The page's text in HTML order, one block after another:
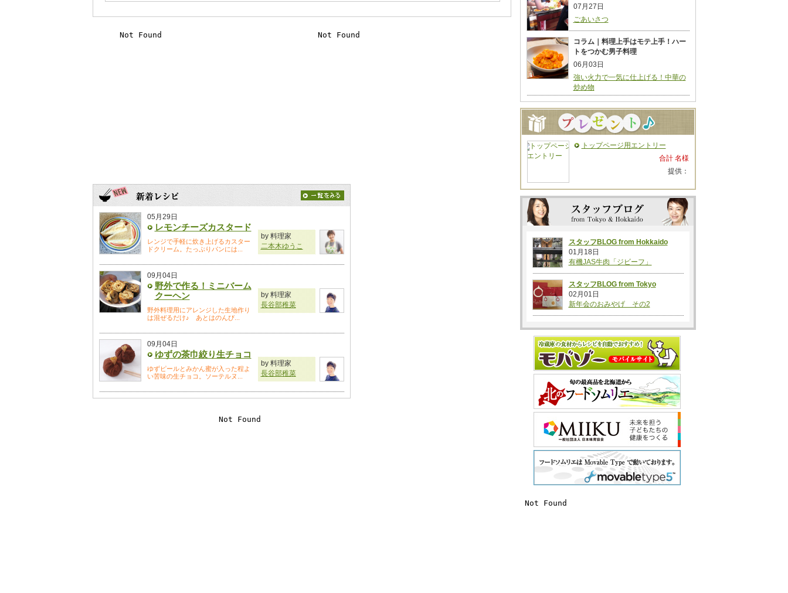
05月29日
レモンチーズカスタード
レンジで手軽に炊き上げるカスター
ドクリーム。たっぷりパンには...
by 料理家
二本木ゆうこ
09月04日
野外で作る！ミニバーム
クーヘン
野外料理用にアレンジした生地作り
は混ぜるだけ♪ あとはのんび...
by 料理家
長谷部稚菜
09月04日
ゆずの茶巾絞り生チョコ
ゆずピールとみかん蜜が入った程よ
い苦味の生チョコ。ソーテルヌ...
by 料理家
長谷部稚菜
07月27日
ごあいさつ
コラム｜料理上手はモテ上手！ハー
トをつかむ男子料理
06月03日
強い火力で一気に仕上げる！中華の
炒め物
トップページ用エントリー
合計 名様
提供：
スタッフBLOG from Hokkaido
01月18日
有機JAS牛肉「ジビーフ」
スタッフBLOG from Tokyo
02月01日
新年会のおみやげ その2